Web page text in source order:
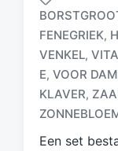
e
t
a
d
FENEGRIEK,
VENKEL,
E, VOOR
KLAVER,
Een set